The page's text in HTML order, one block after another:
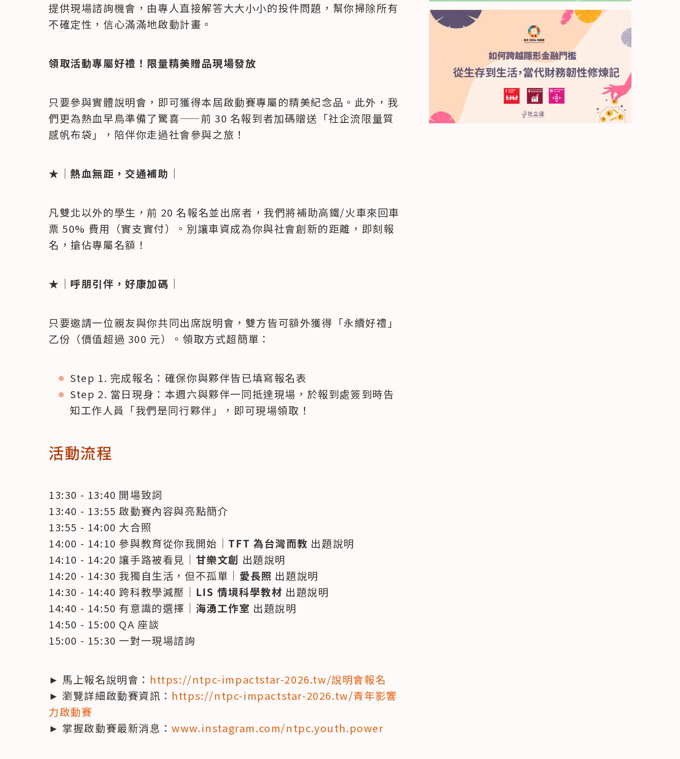
提供現場諮詢機會，由專人直接解答大大小小的投件問題，幫你掃除所有
不確定性，信心滿滿地啟動計畫。
領取活動專屬好禮！限量精美贈品現場發放
只要參與實體說明會，即可獲得本屆啟動賽專屬的精美紀念品。此外，我
們更為熱血早鳥準備了驚喜——前 30 名報到者加碼贈送「社企流限量質
感帆布袋」，陪伴你走過社會參與之旅！
★｜熱血無距，交通補助｜
凡雙北以外的學生，前 20 名報名並出席者，我們將補助高鐵/火車來回車
票 50% 費用（實支實付）。別讓車資成為你與社會創新的距離，即刻報
名，搶佔專屬名額！
★｜ 呼朋引伴，好康加碼｜
只要邀請一位親友與你共同出席說明會，雙方皆可額外獲得「永續好禮」
乙份（價值超過 300 元）。領取方式超簡單：
Step 1. 完成報名：確保你與夥伴皆已填寫報名表
Step 2. 當日現身：本週六與夥伴一同抵達現場，於報到處簽到時告
知工作人員「我們是同行夥伴」，即可現場領取！
活動流程
13:30 - 13:40 開場致詞
13:40 - 13:55 啟動賽內容與亮點簡介
13:55 - 14:00 大合照
14:00 - 14:10 參與教育從你我開始｜ TFT 為台灣而教 出題說明
14:10 - 14:20 讓手路被看見｜ 甘樂文創 出題說明
14:20 - 14:30 我獨自生活，但不孤單｜ 愛長照 出題說明
14:30 - 14:40 跨科教學減壓｜ LIS 情境科學教材 出題說明
14:40 - 14:50 有意識的選擇｜ 海湧工作室 出題說明
14:50 - 15:00 QA 座談
15:00 - 15:30 一對一現場諮詢
► 馬上報名說明會： https://ntpc-impactstar-2026.tw/說明會報名
► 瀏覽詳細啟動賽資訊： https://ntpc-impactstar-2026.tw/青年影響
力啟動賽
► 掌握啟動賽最新消息：www.instagram.com/ntpc.youth.power